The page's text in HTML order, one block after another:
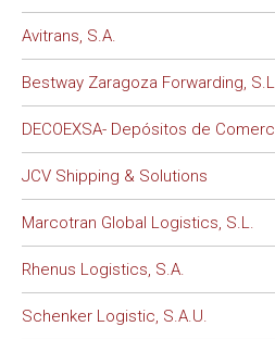
Avitrans, S.A.
Bestway Zaragoza Forwarding,
DECOEXSA- Depósitos de
JCV Shipping & Solutions
Marcotran Global Logistics, S.L.
Rhenus Logistics, S.A.
Schenker Logistic, S.A.U.